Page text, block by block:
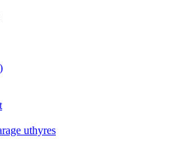
uthyres